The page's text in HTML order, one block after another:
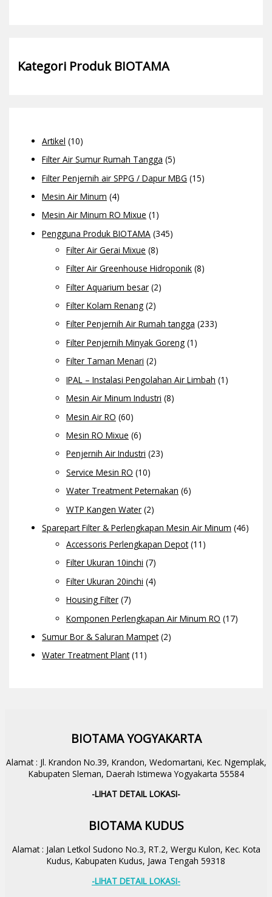
Kategori Produk BIOTAMA
Artikel (10)
Filter Air Sumur Rumah Tangga (5)
Filter Penjernih air SPPG / Dapur MBG (15)
Mesin Air Minum (4)
Mesin Air Minum RO Mixue (1)
Pengguna Produk BIOTAMA (345)
Filter Air Gerai Mixue (8)
Filter Air Greenhouse Hidroponik (8)
Filter Aquarium besar (2)
Filter Kolam Renang (2)
Filter Penjernih Air Rumah tangga (233)
Filter Penjernih Minyak Goreng (1)
Filter Taman Menari (2)
IPAL – Instalasi Pengolahan Air Limbah (1)
Mesin Air Minum Industri (8)
Mesin Air RO (60)
Mesin RO Mixue (6)
Penjernih Air Industri (23)
Service Mesin RO (10)
Water Treatment Peternakan (6)
WTP Kangen Water (2)
Sparepart Filter & Perlengkapan Mesin Air Minum (46)
Accessoris Perlengkapan Depot(11)
Filter Ukuran 10inchi (7)
Filter Ukuran 20inchi (4)
Housing Filter (7)
Komponen Perlengkapan Air Minum RO (17)
Sumur Bor & Saluran Mampet(2)
Water Treatment Plant(11)
BIOTAMA YOGYAKARTA
Alamat : Jl. Krandon No.39, Krandon, Wedomartani, Kec. Ngemplak,
Kabupaten Sleman, Daerah Istimewa Yogyakarta 55584
-LIHAT DETAIL LOKASI-
BIOTAMA KUDUS
Alamat : Jalan Letkol Sudono No.3, RT.2, Wergu Kulon, Kec. Kota
Kudus, Kabupaten Kudus, Jawa Tengah 59318
-LIHAT DETAIL LOKASI-